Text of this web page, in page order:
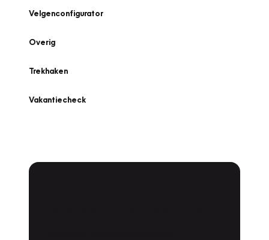
Velgenconfigurator
Overig
Trekhaken
Vakantiecheck